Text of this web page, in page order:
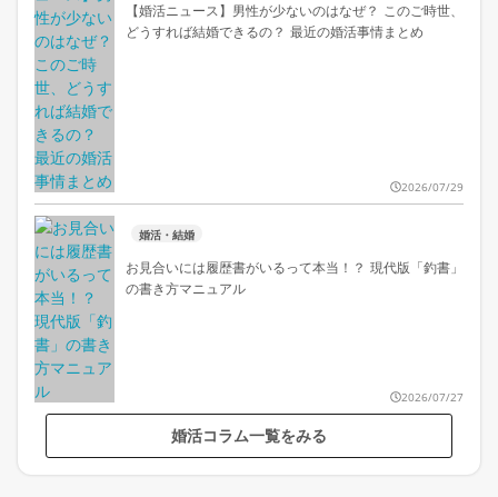
【婚活ニュース】男性が少ないのはなぜ？ このご時世、
どうすれば結婚できるの？ 最近の婚活事情まとめ
2026/07/29
婚活・結婚
お見合いには履歴書がいるって本当！？ 現代版「釣書」
の書き方マニュアル
2026/07/27
婚活コラム一覧をみる